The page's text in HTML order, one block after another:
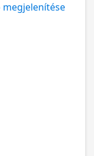
megjelenítése